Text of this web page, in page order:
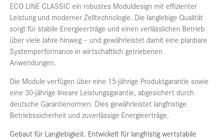
ECO LINE CLASSIC ein robustes Moduldesign mit effizienter
Leistung und moderner Zelltechnologie. Die langlebige Qualität
sorgt für stabile Energieerträge und einen verlässlichen Betrieb
über viele Jahre hinweg – und gewährleistet damit eine planbare
Systemperformance in wirtschaftlich getriebenen
Anwendungen.
Die Module verfügen über eine 15-jährige Produktgarantie sowie
eine 30-jährige lineare Leistungsgarantie, abgesichert durch
deutsche Garantienormen. Dies gewährleistet langfristige
Betriebssicherheit und zuverlässige Energieerträge.
Gebaut für Langlebigkeit. Entwickelt für langfristig wertstabile